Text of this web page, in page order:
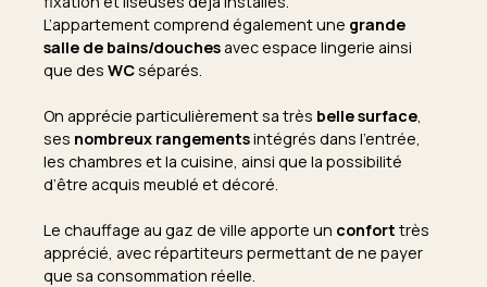
L’appartement comprend également une grande
salle de bains/douches avec espace lingerie ainsi
que des WCséparés.
On apprécie particulièrement sa très belle surface
ses nombreux rangementsintégrés dans l’entrée,
les chambres et la cuisine, ainsi que la possibilité
d’être acquis meublé et décoré.
Le chauffage au gaz de ville apporte un confort très
apprécié, avec répartiteurs permettant de ne payer
que sa consommation réelle.